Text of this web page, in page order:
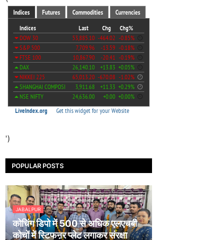
')
POPULAR POSTS
JABALPUR
कोचिंग डिपो में 500 से अधिक एलएचबी
कोचों में स्टिफऩर प्लेट लगाकर संरक्षा